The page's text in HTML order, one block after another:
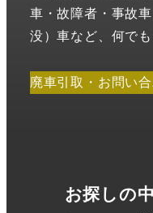
車・故障者・事故
没）車など、何で
廃車引取・お問い
お探しの